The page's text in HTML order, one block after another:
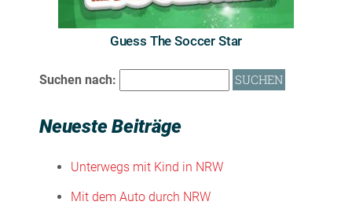
Guess The Soccer Star
Suchen nach:
Neueste Beiträge
Unterwegs mit Kind in NRW
Mit dem Auto durch NRW